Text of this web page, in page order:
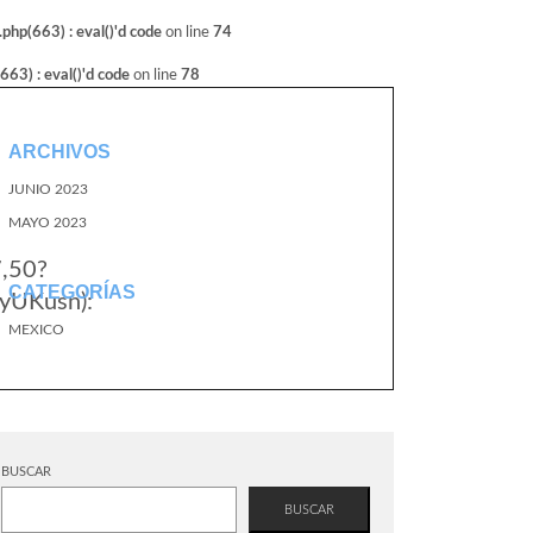
: eval()'d code on line 74
: eval()'d code on line 78
ARCHIVOS
JUNIO 2023
MAYO 2023
CATEGORÍAS
MEXICO
BUSCAR
BUSCAR